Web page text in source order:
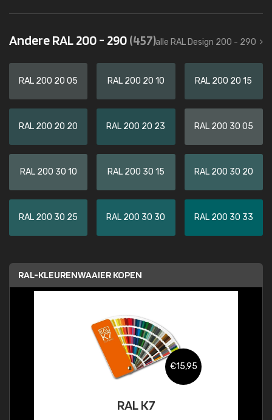
Andere RAL 200 - 290(457)alle RAL Design 200 - 290
RAL 200 20 05 RAL 200 20 10 RAL 200 20 15
RAL 200 20 20 RAL 200 20 23 RAL 200 30 05
RAL 200 30 10 RAL 200 30 15 RAL 200 30 20
RAL 200 30 25 RAL 200 30 30 RAL 200 30 33
RAL-KLEURENWAAIER KOPEN
€15,95
RAL K7